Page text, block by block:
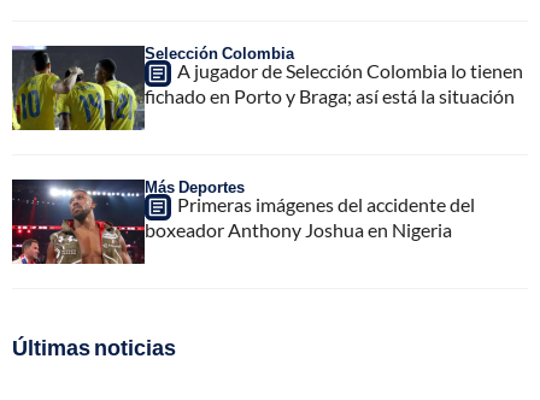
Selección Colombia
A jugador de Selección Colombia lo tienen
fichado en Porto y Braga; así está la situación
Más Deportes
Primeras imágenes del accidente del
boxeador Anthony Joshua en Nigeria
Últimas noticias